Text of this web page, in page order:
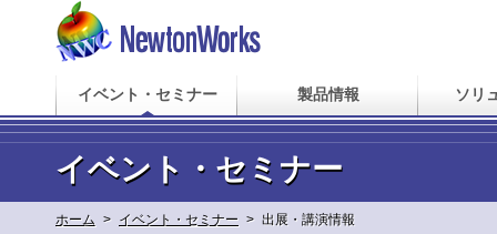
イベント・セミナー 製品情報 ソリ
イベント・セミナー
ホーム > イベント・セミナー > 出展・講演情報